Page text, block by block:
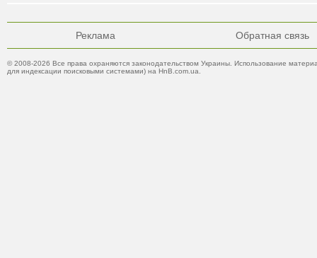
Реклама Обратная связь
© 2008-2026 Все права охраняются законодательством Украины. Использование
для индексации поисковыми системами) на HnB.com.ua.